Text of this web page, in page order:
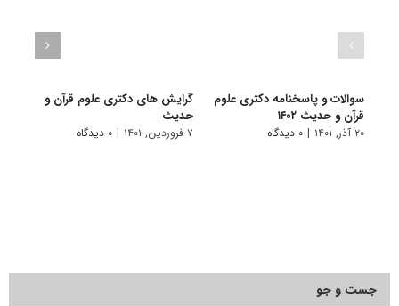
سوالات و پاسخنامه دکتری علوم
قرآن و حدیث ۱۴۰۲
۲۰ آذر, ۱۴۰۱ | ۰ دیدگاه
گرایش های دکتری ﻋﻠﻮم ﻗﺮآن و
ﺣﺪﻳﺚ
۷ فروردین, ۱۴۰۱ | ۰ دیدگاه
جست و جو